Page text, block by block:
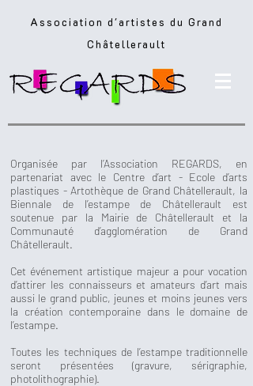
Association d'artistes du Grand
Châtellerault
Organisée par l’Association REGARDS, en
partenariat avec le Centre d’art - Ecole d’arts
plastiques - Artothèque de Grand Châtellerault, la
Biennale de l’estampe de Châtellerault est
soutenue par la Mairie de Châtellerault et la
Communauté d’agglomération de Grand
Châtellerault.
Cet événement artistique majeur a pour vocation
d’attirer les connaisseurs et amateurs d’art mais
aussi le grand public, jeunes et moins jeunes vers
la création contemporaine dans le domaine de
l’estampe.
Toutes les techniques de l’estampe traditionnelle
seront présentées (gravure, sérigraphie,
photolithographie).